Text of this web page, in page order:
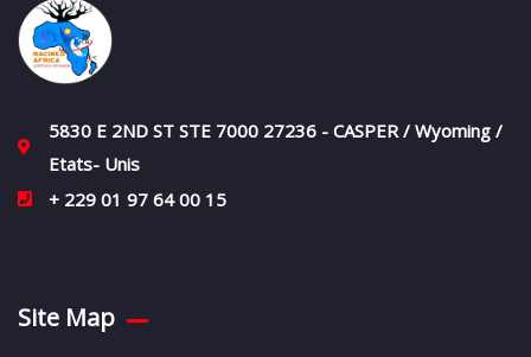
5830 E 2ND ST STE 7000 27236 - CASPER / Wyoming /
Etats- Unis
+ 229 01 97 64 00 15
Site Map